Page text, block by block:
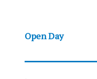
Open Day